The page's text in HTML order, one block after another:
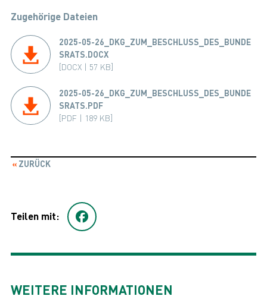
Zugehörige Dateien
2025-05-26_DKG_ZUM_BESCHLUSS_DES_BUNDE
SRATS.DOCX
[DOCX | 57 KB]
2025-05-26_DKG_ZUM_BESCHLUSS_DES_BUNDE
SRATS.PDF
[PDF | 189 KB]
ZURÜCK
Teilen mit:
WEITERE INFORMATIONEN